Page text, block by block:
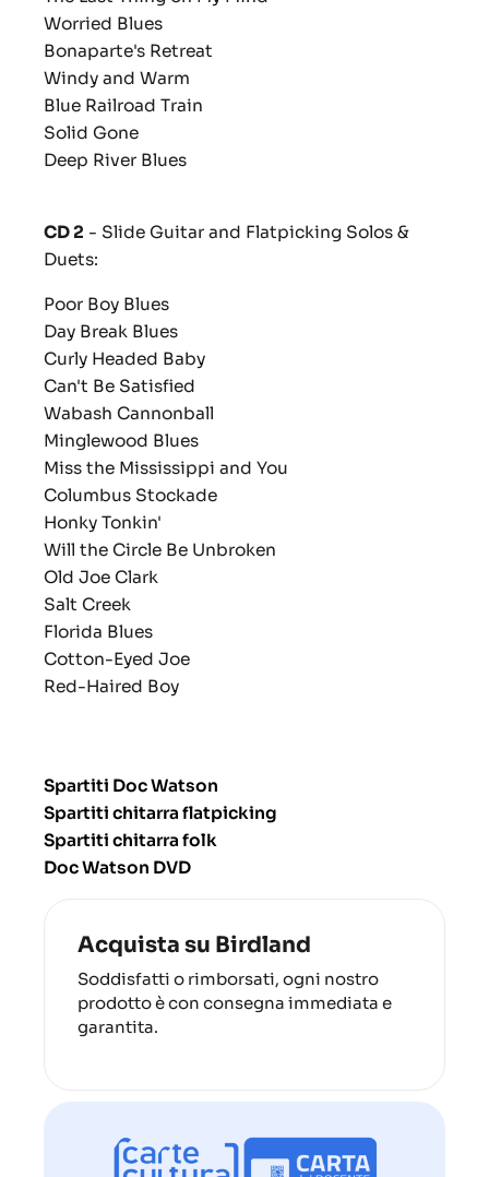
Worried Blues
Bonaparte's Retreat
Windy and Warm
Blue Railroad Train
Solid Gone
Deep River Blues
CD 2 - Slide Guitar and Flatpicking Solos &
Duets:
Poor Boy Blues
Day Break Blues
Curly Headed Baby
Can't Be Satisfied
Wabash Cannonball
Minglewood Blues
Miss the Mississippi and You
Columbus Stockade
Honky Tonkin'
Will the Circle Be Unbroken
Old Joe Clark
Salt Creek
Florida Blues
Cotton-Eyed Joe
Red-Haired Boy
Spartiti Doc Watson
Spartiti chitarra flatpicking
Spartiti chitarra folk
Doc Watson DVD
Acquista su Birdland
Soddisfatti o rimborsati, ogni nostro
prodotto è con consegna immediata e
garantita.